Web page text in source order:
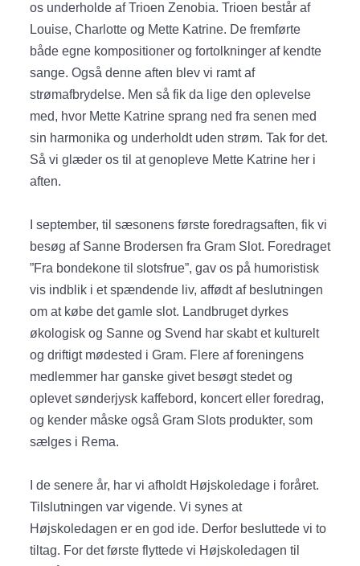
os underholde af Trioen Zenobia. Trioen består af
Louise, Charlotte og Mette Katrine. De fremførte
både egne kompositioner og fortolkninger af kendte
sange. Også denne aften blev vi ramt af
strømafbrydelse. Men så fik da lige den oplevelse
med, hvor Mette Katrine sprang ned fra senen med
sin harmonika og underholdt uden strøm. Tak for det.
Så vi glæder os til at genopleve Mette Katrine her i
aften.
I september, til sæsonens første foredragsaften, fik vi
besøg af Sanne Brodersen fra Gram Slot. Foredraget
”Fra bondekone til slotsfrue”, gav os på humoristisk
vis indblik i et spændende liv, affødt af beslutningen
om at købe det gamle slot. Landbruget dyrkes
økologisk og Sanne og Svend har skabt et kulturelt
og driftigt mødested i Gram. Flere af foreningens
medlemmer har ganske givet besøgt stedet og
oplevet sønderjysk kaffebord, koncert eller foredrag,
og kender måske også Gram Slots produkter, som
sælges i Rema.
I de senere år, har vi afholdt Højskoledage i foråret.
Tilslutningen var vigende. Vi synes at
Højskoledagen er en god ide. Derfor besluttede vi to
tiltag. For det første flyttede vi Højskoledagen til